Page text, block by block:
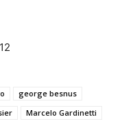
george besnus
Marcelo Gardinetti